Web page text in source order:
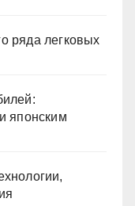
ряда легковых
японским